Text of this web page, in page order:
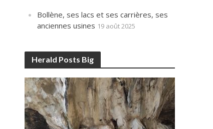
Bollène, ses lacs et ses carrières, ses
anciennes usines 19 août 2025
Herald Posts Big